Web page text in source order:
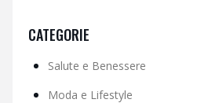
CATEGORIE
Salute e Benessere
Moda e Lifestyle